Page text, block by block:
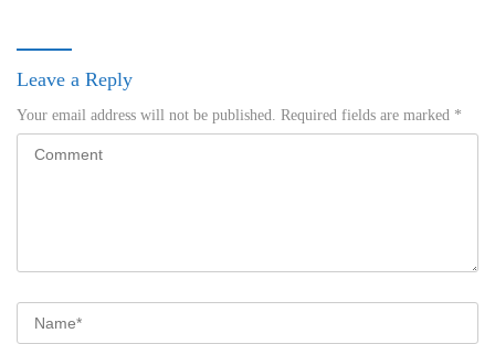
Leave a Reply
Your email address will not be published. Required fields are marked *